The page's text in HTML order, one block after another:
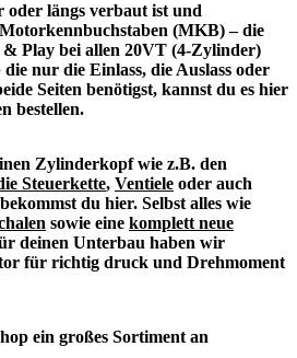
längs verbaut ist und
(MKB) – die
& Play bei allen 20VT (4-Zylinder)
nur die Einlass, die Auslass oder
Seiten benötigst, kannst du es hier
bestellen.
Zylinderkopf wie z.B. den
Steuerkette, Ventiele oder auch
bekommst du hier. Selbst alles wie
sowie eine komplett neue
deinen Unterbau haben wir
für richtig druck und Drehmoment
ein großes Sortiment an